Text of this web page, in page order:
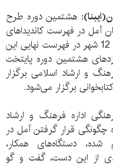
هشتمین دوره طرح
آمل در فهرست کاندیداهای
نهایی «پایتخت کتاب ایران» قرار گرفت. 12 شهر در فهرست نهایی این
هشتمین دوره پایتخت
فرهنگ و ارشاد اسلامی برگزار
برگزار می‌شود.
اداره فرهنگ و ارشاد
چگونگی قرار گرفتن آمل در
شده، دستگاه‌های همکار،
از این دست، گفت و گو